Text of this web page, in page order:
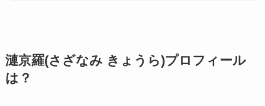
漣京羅(さざなみ きょうら)プロフィール
は？